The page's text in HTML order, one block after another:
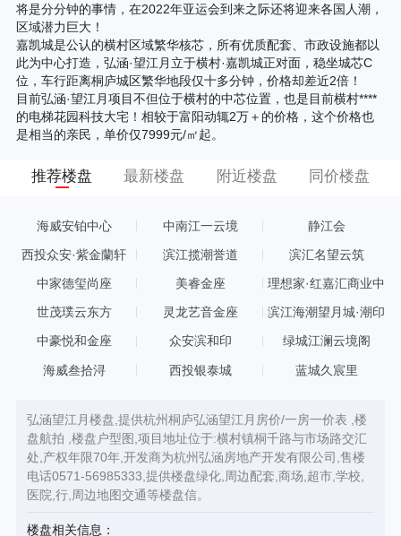
将是分分钟的事情，在2022年亚运会到来之际还将迎来各国人潮，
区域潜力巨大！
嘉凯城是公认的横村区域繁华核芯，所有优质配套、市政设施都以
此为中心打造，弘涵·望江月立于横村·嘉凯城正对面，稳坐城芯C
位，车行距离桐庐城区繁华地段仅十多分钟，价格却差近2倍！
目前弘涵·望江月项目不但位于横村的中芯位置，也是目前横村****
的电梯花园科技大宅！相较于富阳动辄2万＋的价格，这个价格也
是相当的亲民，单价仅7999元/㎡起。
推荐楼盘 最新楼盘 附近楼盘 同价楼盘
海威安铂中心 中南江一云境 静江会
西投众安·紫金蘭轩 滨江揽潮誉道 滨汇名望云筑
中家德玺尚座 美睿金座
理想家·红嘉汇商业中
世茂璞云东方 灵龙艺音金座 滨江海潮望月城·潮印
中豪悦和金座 众安滨和印 绿城江澜云境阁
海威叁拾浔 西投银泰城 蓝城久宸里
弘涵望江月楼盘,提供杭州桐庐弘涵望江月房价/一房一价表 ,楼
盘航拍 ,楼盘户型图,项目地址位于:横村镇桐千路与市场路交汇
处,产权年限70年,开发商为杭州弘涵房地产开发有限公司,售楼
电话0571-56985333,提供楼盘绿化,周边配套,商场,超市,学校,
医院,行,周边地图交通等楼盘信。
楼盘相关信息：